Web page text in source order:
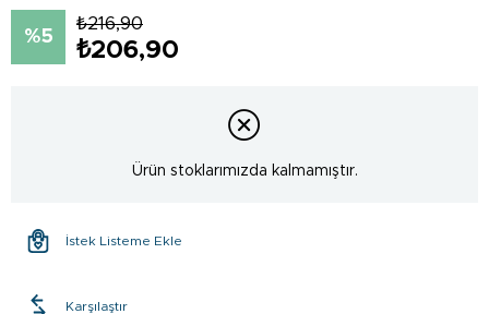
5
₺216,90
₺206,90
Ürün stoklarımızda kalmamıştır.
İstek Listeme Ekle
Karşılaştır